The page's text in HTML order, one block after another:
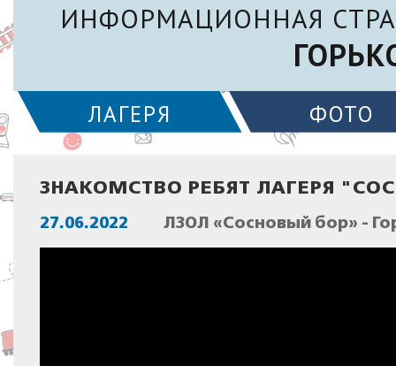
ИНФОРМАЦИОННАЯ
ЛАГЕРЯ ФОТО
ЗНАКОМСТВО РЕБЯТ ЛАГЕРЯ
27.06.2022 ЛЗОЛ «Сосновый бор» -